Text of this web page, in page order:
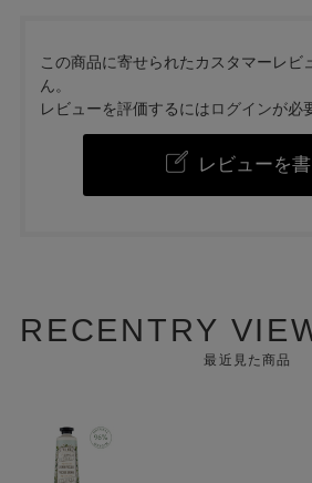
この商品に寄せられたカスタマーレビ
ん。
レビューを評価するにはログインが必
レビューを書
RECENTRY
最近見た商品